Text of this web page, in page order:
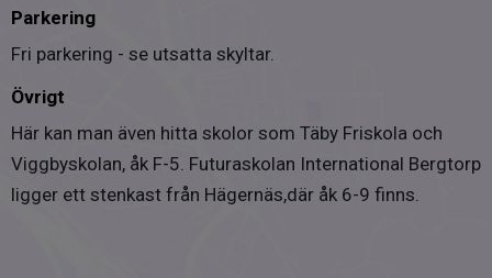
Antal lokaler
Renoveringar
Frånluftsvärmepump installerades i låghusen 2011
Nytt låssystem (nyckelbrickor) installerades 2011
Avloppsstammar till lägenheterna rensades 2012
Parkering
Fri parkering - se utsatta skyltar.
Övrigt
Här kan man även hitta skolor som Täby Friskola och
Viggbyskolan, åk F-5. Futuraskolan International Bergtorp
ligger ett stenkast från Hägernäs,där åk 6-9 finns.